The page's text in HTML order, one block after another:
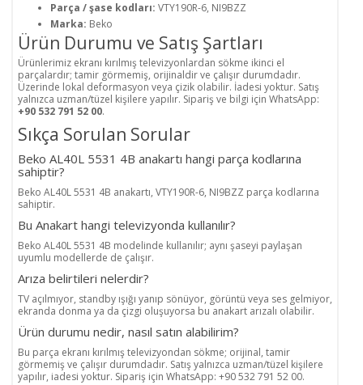
Parça / şase kodları: VTY190R-6, NI9BZZ
Marka: Beko
Ürün Durumu ve Satış Şartları
Ürünlerimiz ekranı kırılmış televizyonlardan sökme ikinci el
parçalardır; tamir görmemiş, orijinaldir ve çalışır durumdadır.
Üzerinde lokal deformasyon veya çizik olabilir. İadesi yoktur. Satış
yalnızca uzman/tüzel kişilere yapılır. Sipariş ve bilgi için WhatsApp:
+90 532 791 52 00.
Sıkça Sorulan Sorular
Beko AL40L 5531 4B anakartı hangi parça kodlarına
sahiptir?
Beko AL40L 5531 4B anakartı, VTY190R-6, NI9BZZ parça kodlarına
sahiptir.
Bu Anakart hangi televizyonda kullanılır?
Beko AL40L 5531 4B modelinde kullanılır; aynı şaseyi paylaşan
uyumlu modellerde de çalışır.
Arıza belirtileri nelerdir?
TV açılmıyor, standby ışığı yanıp sönüyor, görüntü veya ses gelmiyor,
ekranda donma ya da çizgi oluşuyorsa bu anakart arızalı olabilir.
Ürün durumu nedir, nasıl satın alabilirim?
Bu parça ekranı kırılmış televizyondan sökme; orijinal, tamir
görmemiş ve çalışır durumdadır. Satış yalnızca uzman/tüzel kişilere
yapılır, iadesi yoktur. Sipariş için WhatsApp: +90 532 791 52 00.